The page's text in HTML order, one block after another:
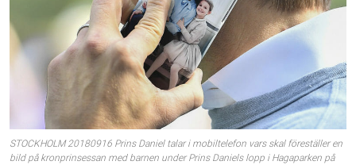
STOCKHOLM 20180916 Prins Daniel talar i mobiltelefon vars skal föreställer en
bild på kronprinsessan med barnen under Prins Daniels lopp i Hagaparken på